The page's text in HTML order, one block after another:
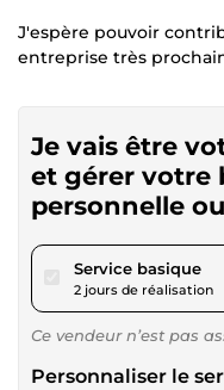
J'espère pouvoir
entreprise très
Je vais être
et gérer votre
personnelle
Service basique
2 jours de réalisation
Ce vendeur n’est pas
Personnaliser le